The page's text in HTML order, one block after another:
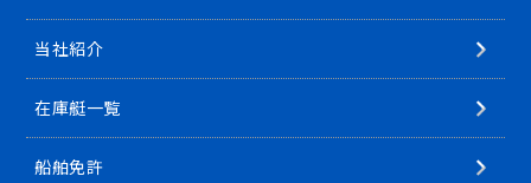
当社紹介
在庫艇一覧
船舶免許